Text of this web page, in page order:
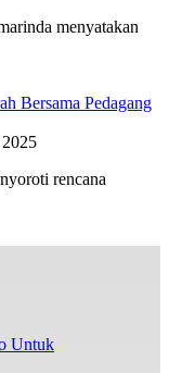
menyatakan
Bersama Pedagang
rencana